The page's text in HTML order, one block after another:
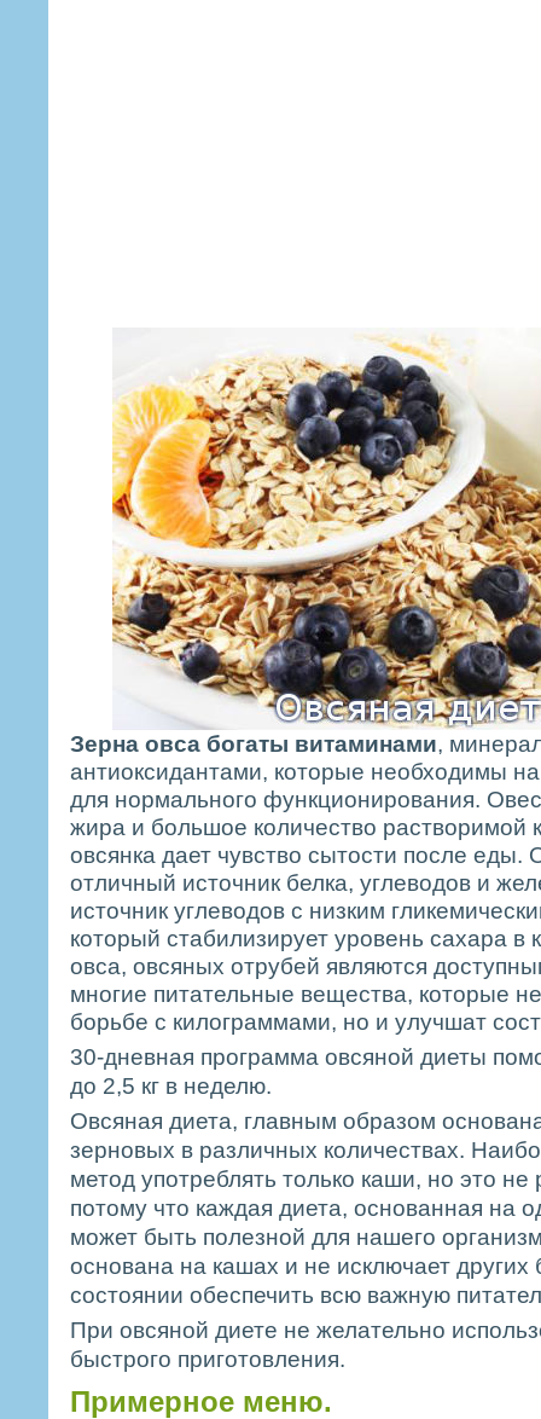
Зерна овса богаты витаминами,
антиоксидантами, которые необходимы
для нормального функционирования.
жира и большое количество растворимой
овсянка дает чувство сытости после еды.
отличный источник белка, углеводов и
источник углеводов с низким
который стабилизирует уровень сахара в
овса, овсяных отрубей являются
многие питательные вещества, которые
борьбе с килограммами, но и улучшат
30-дневная программа овсяной диеты
до 2,5 кг в неделю.
Овсяная диета, главным образом
зерновых в различных количествах.
метод употреблять только каши, но это не
потому что каждая диета, основанная на
может быть полезной для нашего
основана на кашах и не исключает других
состоянии обеспечить всю важную
При овсяной диете не желательно
быстрого приготовления.
Примерное меню.